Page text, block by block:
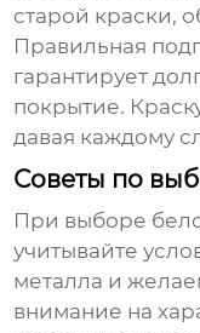
старой краски,
Правильная
гарантирует
покрытие.
давая каждому
Советы по
При выборе
учитывайте
металла и
внимание на